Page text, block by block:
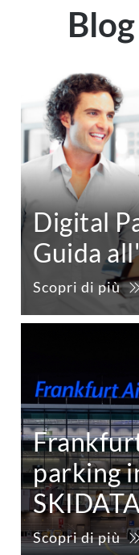
Blog
Digital
Guida
Scopri di più
parking
Scopri di più